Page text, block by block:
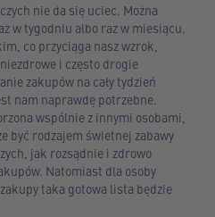
nie da się uciec. Można
w tygodniu albo raz w miesiącu.
co przyciąga nasz wzrok,
i często drogie
zakupów na cały tydzień
nam naprawdę potrzebne.
wspólnie z innymi osobami,
być rodzajem świetnej zabawy
jak rozsądnie i zdrowo
Natomiast dla osoby
taka gotowa lista będzie